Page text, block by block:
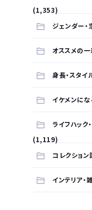
(1,353)
ジェンダー・
オススメの
身長・スタイ
イケメンに
ライフハック
(1,119)
コレクション
インテリア・